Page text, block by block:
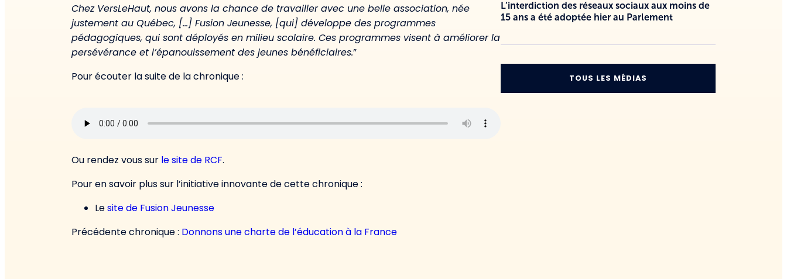
Chez VersLeHaut, nous avons la chance de travailler avec une belle association, née
justement au Québec, […] Fusion Jeunesse, [qui] développe des programmes
pédagogiques, qui sont déployés en milieu scolaire. Ces programmes visent à améliorerla
persévérance et l’épanouissement des jeunes bénéficiaires.”
Pour écouter la suite de la chronique :
Ou rendez vous sur le site de RCF.
Pour en savoir plus sur l’initiative innovante de cette chronique :
Lesite de Fusion Jeunesse
Précédente chronique : Donnons une charte de l’éducation à la France
L’interdiction des réseaux sociaux aux moins de
15 ans a été adoptée hier au Parlement
TOUS LES MÉDIAS